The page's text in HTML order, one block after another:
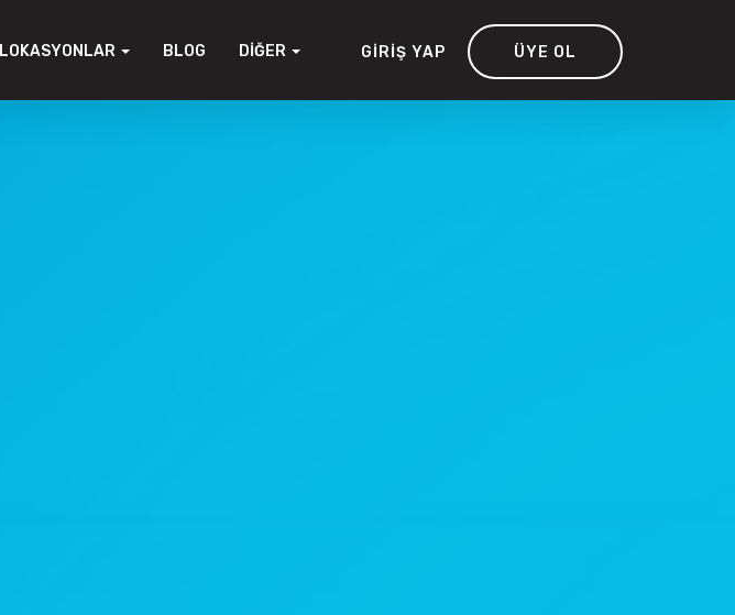
LOKASYONLAR BLOG DIĞER GIRIŞ YAP ÜYE OL